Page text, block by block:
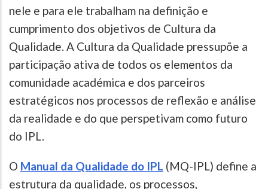
nele e para ele trabalham na definição e
cumprimento dos objetivos de Cultura da
Qualidade. A Cultura da Qualidade pressupõe a
participação ativa de todos os elementos da
comunidade académica e dos parceiros
estratégicos nos processos de reflexão e análise
da realidade e do que perspetivam como futuro
do IPL.
O Manual da Qualidade do IPL (MQ-IPL) define a
estrutura da qualidade, os processos,